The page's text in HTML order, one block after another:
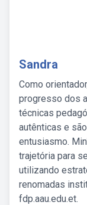
Sandra
Como
progresso dos
técnicas
autênticas e
entusiasmo.
trajetória para
utilizando
renomadas
fdp.aau.edu.et.